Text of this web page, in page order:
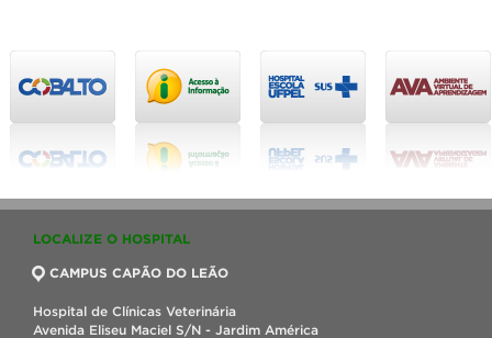
LOCALIZE O HOSPITAL
CAMPUS CAPÃO DO LEÃO
Hospital de Clínicas Veterinária
Avenida Eliseu Maciel S/N - Jardim América